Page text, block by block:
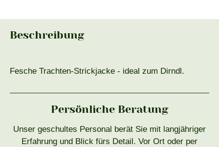
Beschreibung
Fesche Trachten-Strickjacke - ideal zum Dirndl.
Persönliche Beratung
Unser geschultes Personal berät Sie mit langjähriger
Erfahrung und Blick fürs Detail. Vor Ort oder per